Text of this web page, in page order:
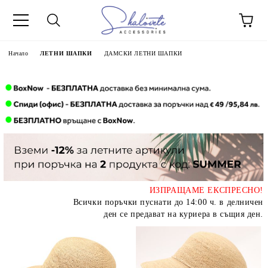
Начало ЛЕТНИ ШАПКИ ДАМСКИ ЛЕТНИ ШАПКИ
ИЗПРАЩАМЕ ЕКСПРЕСНО!
Всички поръчки пуснати до 14:00 ч. в делничен
ден се предават на куриера в същия ден.